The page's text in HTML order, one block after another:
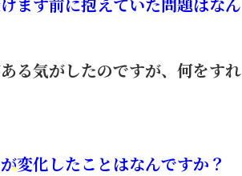
ある気がしたのですが、 何をすれ
変化したことはなんですか？